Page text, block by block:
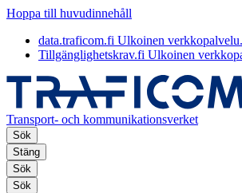
Hoppa till huvudinnehåll
data.traficom.fi Ulkoinen verkkopalvelu.
Tillgänglighetskrav.fi Ulkoinen
Transport- och kommunikationsverket
Sök
Stäng
Sök
Sök